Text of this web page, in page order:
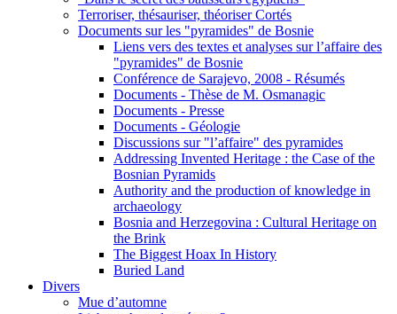
Terroriser, thésauriser, théoriser Cortés
Documents sur les "pyramides" de Bosnie
Liens vers des textes et analyses sur l’affaire des
"pyramides" de Bosnie
Conférence de Sarajevo, 2008 - Résumés
Documents - Thèse de M. Osmanagic
Documents - Presse
Documents - Géologie
Discussions sur "l’affaire" des pyramides
Addressing Invented Heritage : the Case of the
Bosnian Pyramids
Authority and the production of knowledge in
archaeology
Bosnia and Herzegovina : Cultural Heritage on
the Brink
The Biggest Hoax In History
Buried Land
Divers
Mue d’automne